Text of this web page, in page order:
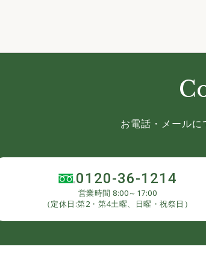
お電話・メールに
0120-36-1214
営業時間 8:00～17:00
（定休日:第2・第4土曜、日曜・祝祭日）